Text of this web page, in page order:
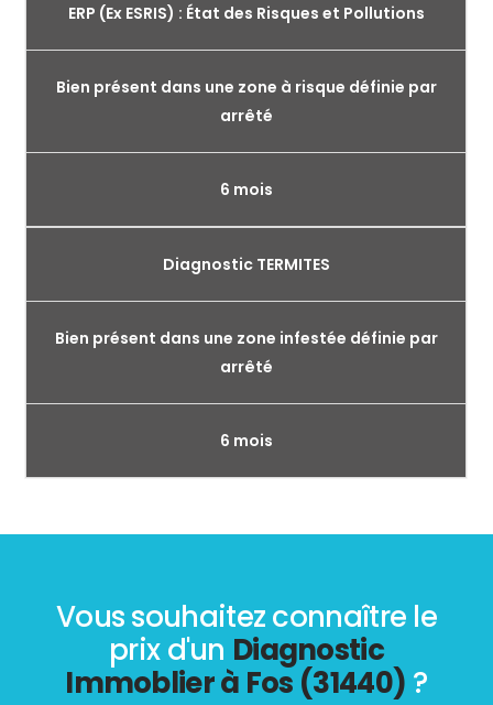
ERP (Ex ESRIS) : État des Risques et Pollutions
Bien présent dans une zone à risque définie par
arrêté
6 mois
Diagnostic TERMITES
Bien présent dans une zone infestée définie par
arrêté
6 mois
Vous souhaitez connaître le
prix d'un Diagnostic
Immoblier à Fos (31440) ?